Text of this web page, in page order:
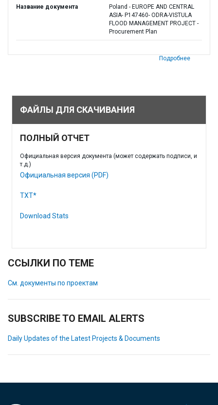
Название документа
Poland - EUROPE AND CENTRAL
ASIA- P147460- ODRA-VISTULA
FLOOD MANAGEMENT PROJECT -
Procurement Plan
Подробнее
ФАЙЛЫ ДЛЯ СКАЧИВАНИЯ
ПОЛНЫЙ ОТЧЕТ
Официальная версия документа (может содержать подписи, и
т.д.)
Официальная версия (PDF)
TXT*
Download Stats
ССЫЛКИ ПО ТЕМЕ
См. документы по проектам
SUBSCRIBE TO EMAIL ALERTS
Daily Updates of the Latest Projects & Documents